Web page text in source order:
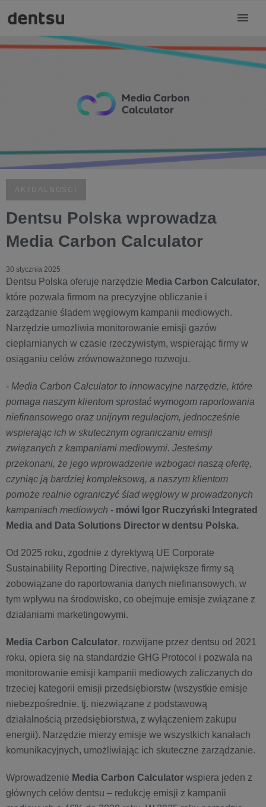
AKTUALNOŚCI
Dentsu Polska wprowadza
Media Carbon Calculator
30 stycznia 2025
Dentsu Polska oferuje narzędzie Media Carbon Calculator,
które pozwala firmom na precyzyjne obliczanie i
zarządzanie śladem węglowym kampanii mediowych.
Narzędzie umożliwia monitorowanie emisji gazów
cieplarnianych w czasie rzeczywistym, wspierając firmy w
osiąganiu celów zrównoważonego rozwoju.
- Media Carbon Calculator to innowacyjne narzędzie, które
pomaga naszym klientom sprostać wymogom raportowania
niefinansowego oraz unijnym regulacjom, jednocześnie
wspierając ich w skutecznym ograniczaniu emisji
związanych z kampaniami mediowymi. Jesteśmy
przekonani, że jego wprowadzenie wzbogaci naszą ofertę,
czyniąc ją bardziej kompleksową, a naszym klientom
pomoże realnie ograniczyć ślad węglowy w prowadzonych
kampaniach mediowych - mówi Igor Ruczyński Integrated
Media and Data Solutions Director w dentsu Polska.
Od 2025 roku, zgodnie z dyrektywą UE Corporate
Sustainability Reporting Directive, największe firmy są
zobowiązane do raportowania danych niefinansowych, w
tym wpływu na środowisko, co obejmuje emisje związane z
działaniami marketingowymi.
Media Carbon Calculator, rozwijane przez dentsu od 2021
roku, opiera się na standardzie GHG Protocol i pozwala na
monitorowanie emisji kampanii mediowych zaliczanych do
trzeciej kategorii emisji przedsiębiorstw (wszystkie emisje
niebezpośrednie, tj. niezwiązane z podstawową
działalnością przedsiębiorstwa, z wyłączeniem zakupu
energii). Narzędzie mierzy emisje we wszystkich kanałach
komunikacyjnych, umożliwiając ich skuteczne zarządzanie.
Wprowadzenie Media Carbon Calculator wspiera jeden z
głównych celów dentsu – redukcję emisji z kampanii